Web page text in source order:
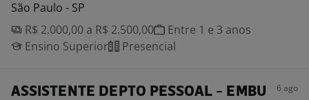
São Paulo - SP
R$ 2.000,00 a R$ 2.500,00
Entre 1 e 3 anos
Ensino Superior
Presencial
ASSISTENTE DEPTO PESSOAL - EMBU
6 ago